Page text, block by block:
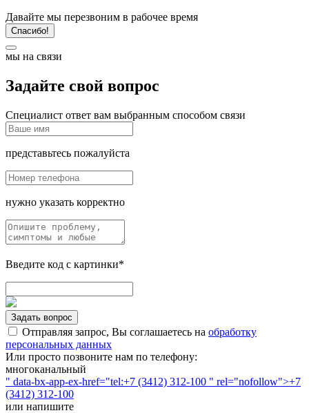
Давайте мы перезвоним в рабочее время
Спасибо!
мы на связи
Задайте свой вопрос
Специалист ответ вам выбранным способом связи
представьтесь пожалуйста
нужно указать корректно
Введите код с картинки*
Задать вопрос
Отправляя запрос, Вы соглашаетесь на обработку
персональных данных
Или просто позвоните нам по телефону:
многоканальный
" data-bx-app-ex-href="tel:+7 (3412) 312-100 " rel="nofollow">+7
(3412) 312-100
или напишите